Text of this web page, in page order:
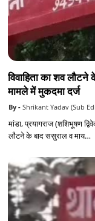
विवाहिता का शव
मामले में मुकदमा दर्ज
Shrikant Yadav (Sub
मांडा, प्रयागराज (शशिभूषण
लौटने के बाद ससुराल व माय…